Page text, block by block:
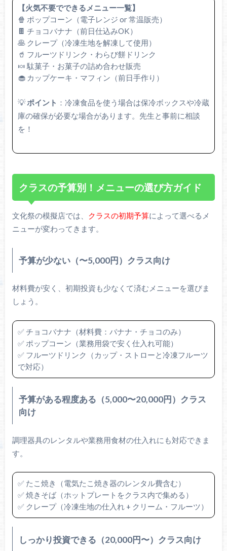
【火気不要でできるメニュー一覧】
🍿 ポップコーン（電子レンジ or 常温販売）
🍫 チョコバナナ（前日仕込みOK）
🥞 クレープ（冷凍生地を解凍して使用）
🥤 フルーツドリンク・わらび餅ドリンク
🍬 駄菓子・お菓子の詰め合わせ販売
🧁 カップケーキ・マフィン（前日手作り）
💡ポイント ：冷凍食品を使う場合は保冷ボックスや冷蔵
庫の確保が必要な場合があります。先生と事前に相談
を！
クラスの予算別！メニューの選び方ガイド
文化祭の模擬店では、 クラスの初期予算によって選べるメ
ニューが変わってきます。
予算が少ない（〜5,000円）クラス向け
材料費が安く、初期投資も少なくて済むメニューを選びま
しょう。
✅ チョコバナナ（材料費：バナナ・チョコのみ）
✅ ポップコーン（業務用袋で安く仕入れ可能）
✅ フルーツドリンク（カップ・ストローと冷凍フルーツ
で対応）
予算がある程度ある（5,000〜20,000円）クラス
向け
調理器具のレンタルや業務用食材の仕入れにも対応できま
す。
✅ たこ焼き（電気たこ焼き器のレンタル費含む）
✅ 焼きそば（ホットプレートをクラス内で集める）
✅ クレープ（冷凍生地の仕入れ + クリーム・フルーツ）
しっかり投資できる（20,000円〜）クラス向け